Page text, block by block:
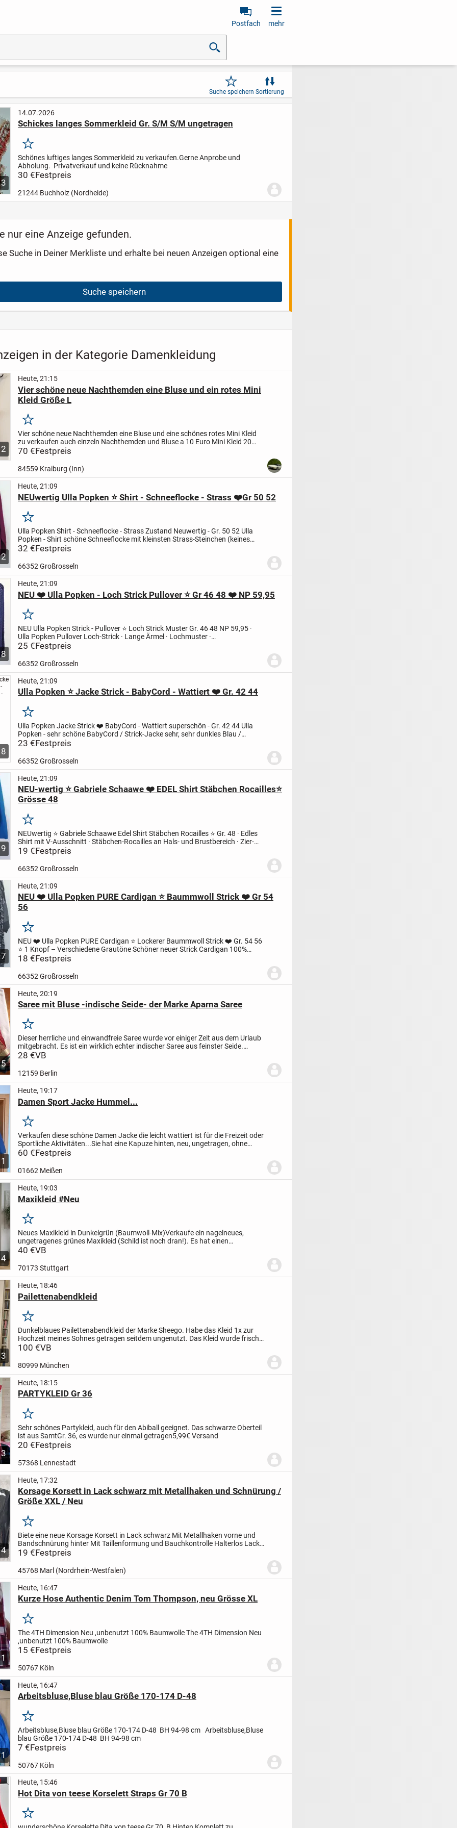
Postfach mehr
Suche speichern Sortierung
3
14.07.2026
Schickes langes Sommerkleid Gr. S/M S/M ungetragen
Merken
Schönes luftiges langes Sommerkleid zu verkaufen.Gerne Anprobe und
Abholung. Privatverkauf und keine Rücknahme
30 €Festpreis
21244 Buchholz (Nordheide)
nur eine Anzeige gefunden.
Suche in Deiner Merkliste und erhalte bei neuen Anzeigen optional eine
Suche speichern
in der Kategorie Damenkleidung
Heute, 21:15
Vier schöne neue Nachthemden eine Bluse und ein rotes Mini
Kleid Größe L
Merken
Vier schöne neue Nachthemden eine Bluse und eine schönes rotes Mini Kleid
zu verkaufen auch einzeln Nachthemden und Bluse a 10 Euro Mini Kleid 20
Euro Größe L
70 €Festpreis
84559 Kraiburg (Inn)
Heute, 21:09
NEUwertig Ulla Popken ⭐ Shirt - Schneeflocke - Strass ❤️Gr 50 52
Merken
Ulla Popken Shirt - Schneeflocke - StrassZustand Neuwertig - Gr. 50 52 Ulla
Popken - Shirt schöne Schneeflocke mit kleinsten Strass-Steinchen (keines
fehlt !)Grösse 50 / 52 – sehr guter...
32 €Festpreis
66352 Großrosseln
8
Heute, 21:09
NEU ❤️ Ulla Popken - Loch Strick Pullover ⭐ Gr 46 48 ❤️ NP 59,95
Merken
NEU Ulla Popken Strick - Pullover⭐ Loch Strick Muster Gr. 46 48 NP 59,95 ·
Ulla Popken Pullover Loch-Strick· Lange Ärmel · Lochmuster·
Rundhalsausschnitt
25 €Festpreis
66352 Großrosseln
8
Heute, 21:09
Ulla Popken ⭐ Jacke Strick - BabyCord - Wattiert ❤️ Gr. 42 44
Merken
Ulla Popken Jacke Strick ❤️ BabyCord - Wattiert superschön - Gr. 42 44 Ulla
Popken - sehr schöne BabyCord / Strick-Jackesehr, sehr dunkles Blau /
Grösse 42 - 44Ulla Popken Strick-Jacke
23 €Festpreis
66352 Großrosseln
9
Heute, 21:09
NEU-wertig ⭐ Gabriele Schaawe ❤️ EDEL Shirt Stäbchen Rocailles⭐
Grösse 48
Merken
NEUwertig ⭐ Gabriele SchaaweEdel Shirt Stäbchen Rocailles ⭐ Gr. 48 · Edles
Shirt mit V-Ausschnitt · Stäbchen-Rocailles an Hals- und Brustbereich · Zier-
Nähte in Strahlen-Optik
19 €Festpreis
66352 Großrosseln
7
Heute, 21:09
NEU ❤️ Ulla Popken PURE Cardigan ⭐ Baummwoll Strick ❤️ Gr 54
56
Merken
NEU ❤️ Ulla Popken PURE Cardigan ⭐ Lockerer Baummwoll Strick ❤️ Gr. 54 56
⭐ 1 Knopf – Verschiedene GrautöneSchöner neuer Strick Cardigan 100%
BaumwolleGrautöne
18 €Festpreis
66352 Großrosseln
5
Heute, 20:19
Saree mit Bluse -indische Seide- der Marke Aparna Saree
Merken
Dieser herrliche und einwandfreie Saree wurde vor einiger Zeit aus dem Urlaub
mitgebracht. Es ist ein wirklich echter indischer Saree aus feinster Seide.
Getragen wurde er nur zwei- oder höchstens...
28 €VB
12159 Berlin
1
Heute, 19:17
Damen Sport Jacke Hummel...
Merken
Verkaufen diese schöne Damen Jacke die leicht wattiert ist für die Freizeit oder
Sportliche Aktivitäten...Sie hat eine Kapuze hinten, neu, ungetragen, ohne
Beschädigung, in der L.
60 €Festpreis
01662 Meißen
4
Heute, 19:03
Maxikleid #Neu
Merken
Neues Maxikleid in Dunkelgrün (Baumwoll-Mix)​Verkaufe ein nagelneues,
ungetragenes grünes Maxikleid (Schild ist noch dran!). Es hat einen
wunderschönen, figurschmeichelnden Schnitt und lässt sich...
40 €VB
70173 Stuttgart
3
Heute, 18:46
Pailettenabendkleid
Merken
Dunkelblaues Pailettenabendkleid der Marke Sheego. Habe das Kleid 1x zur
Hochzeit meines Sohnes getragen seitdem ungenutzt. Das Kleid wurde frisch
gereinigt. Grösse 44/46. Da ich selbst 177cm gross...
100 €VB
80999 München
3
Heute, 18:15
PARTYKLEID Gr 36
Merken
Sehr schönes Partykleid, auch für den Abiball geeignet. Das schwarze Oberteil
ist aus SamtGr. 36, es wurde nur einmal getragen5,99€ Versand
20 €Festpreis
57368 Lennestadt
4
Heute, 17:32
Korsage Korsett in Lack schwarz mit Metallhaken und Schnürung /
Größe XXL / Neu
Merken
Biete eine neue Korsage Korsett in Lack schwarz Mit Metallhaken vorne und
Bandschnürung hinter Mit Taillenformung und Bauchkontrolle Halterlos Lack
PU LederGröße XXL
19 €Festpreis
45768 Marl (Nordrhein-Westfalen)
1
Heute, 16:47
Kurze Hose Authentic Denim Tom Thompson, neu Grösse XL
Merken
The 4TH Dimension Neu ,unbenutzt 100% BaumwolleThe 4TH Dimension Neu
,unbenutzt 100% Baumwolle
15 €Festpreis
50767 Köln
1
Heute, 16:47
Arbeitsbluse,Bluse blau Größe 170-174 D-48
Merken
Arbeitsbluse,Bluse blau Größe 170-174D-48 BH 94-98 cm Arbeitsbluse,Bluse
blau Größe 170-174D-48 BH 94-98 cm
7 €Festpreis
50767 Köln
Heute, 15:46
Hot Dita von teese Korselett Straps Gr 70 B
Merken